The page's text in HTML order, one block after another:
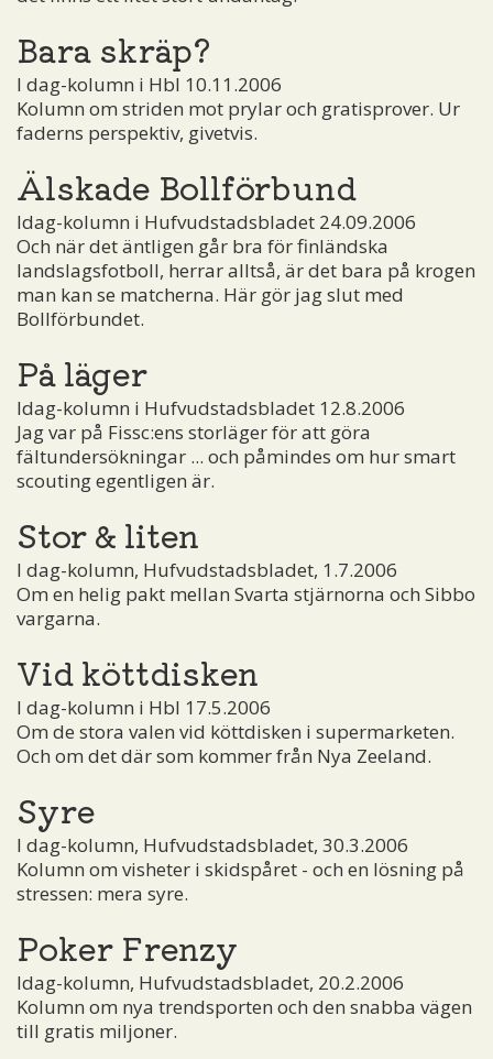
Bara skräp?
I dag-kolumn i Hbl 10.11.2006
Kolumn om striden mot prylar och gratisprover. Ur
faderns perspektiv, givetvis.
Älskade Bollförbund
Idag-kolumn i Hufvudstadsbladet 24.09.2006
Och när det äntligen går bra för finländska
landslagsfotboll, herrar alltså, är det bara på krogen
man kan se matcherna. Här gör jag slut med
Bollförbundet.
På läger
Idag-kolumn i Hufvudstadsbladet 12.8.2006
Jag var på Fissc:ens storläger för att göra
fältundersökningar ... och påmindes om hur smart
scouting egentligen är.
Stor & liten
I dag-kolumn, Hufvudstadsbladet, 1.7.2006
Om en helig pakt mellan Svarta stjärnorna och Sibbo
vargarna.
Vid köttdisken
I dag-kolumn i Hbl 17.5.2006
Om de stora valen vid köttdisken i supermarketen.
Och om det där som kommer från Nya Zeeland.
Syre
I dag-kolumn, Hufvudstadsbladet, 30.3.2006
Kolumn om visheter i skidspåret - och en lösning på
stressen: mera syre.
Poker Frenzy
Idag-kolumn, Hufvudstadsbladet, 20.2.2006
Kolumn om nya trendsporten och den snabba vägen
till gratis miljoner.